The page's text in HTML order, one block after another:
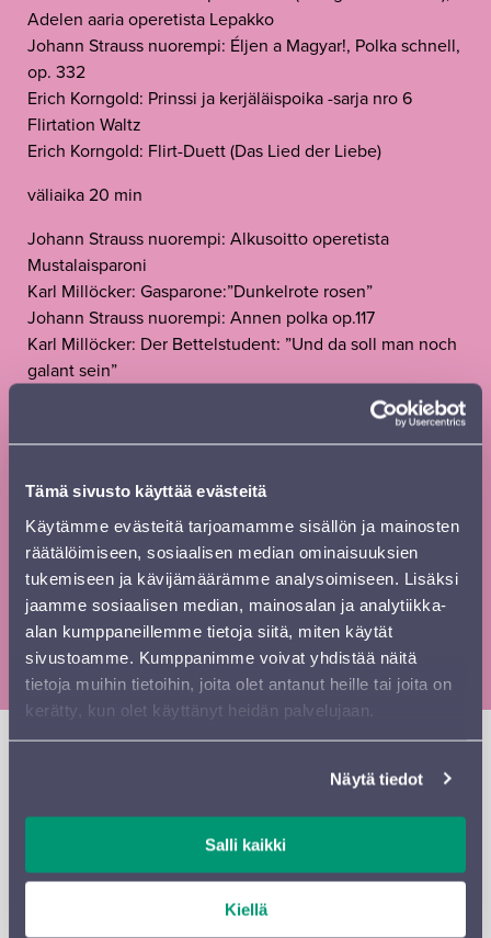
Tämä sivusto käyttää evästeitä
Käytämme evästeitä tarjoamamme sisällön ja mainosten
räätälöimiseen, sosiaalisen median ominaisuuksien
tukemiseen ja kävijämäärämme analysoimiseen. Lisäksi
jaamme sosiaalisen median, mainosalan ja analytiikka-
alan kumppaneillemme tietoja siitä, miten käytät
sivustoamme. Kumppanimme voivat yhdistää näitä
tietoja muihin tietoihin, joita olet antanut heille tai joita on
kerätty, kun olet käyttänyt heidän palvelujaan.
Näytä tiedot
Salli kaikki
Kiellä
Adelen aaria operetista Lepakko
Johann Strauss nuorempi: Éljen a Magyar!, Polka schnell,
op. 332
Erich Korngold: Prinssi ja kerjäläispoika -sarja nro 6
Flirtation Waltz
Erich Korngold: Flirt-Duett (Das Lied der Liebe)
väliaika 20 min
Johann Strauss nuorempi: Alkusoitto operetista
Mustalaisparoni
Karl Millöcker: Gasparone:”Dunkelrote rosen”
Johann Strauss nuorempi: Annen polka op.117
Karl Millöcker: Der Bettelstudent: ”Und da soll man noch
galant sein”
Franz Lehár: ”Warum hast du mich wachgeküsst?”
Johann Strauss nuorempi: Banditen-Galopp op.378
Franz Lehár: Dein ist mein ganzes Herz (Das Land des
Franz Lehár: Vilja-laulu operetista Iloinen leski
Josef Strauss: Ohne Sorgen, polka schnell op. 27
Franz Lehár: Hannan ja Danilon duetto ”Vait on huulet”
operetista Iloinen leski
Liput:39–15 € perus / 35–15 € eläkeläinen / 25–15 €
lapsi, opiskelija, työtön
Uusi vuosi alkaa Sinfonia Lahden perinteikkäässä
uudenvuoden konsertissa! Juhlan kunniaksi
uudenvuoden konserttien hengessä.
Konsertissa nautiskellaan Straussin dynastian